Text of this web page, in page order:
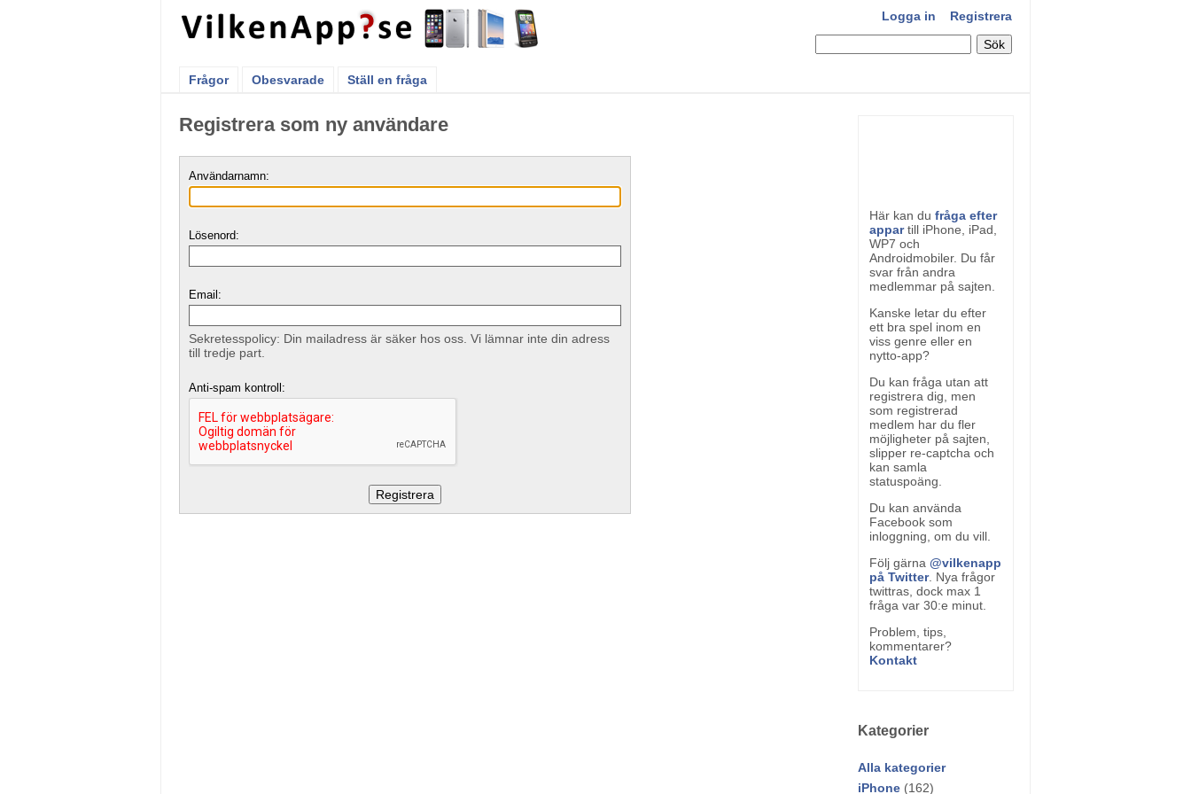
Logga in Registrera
Frågor Obesvarade Ställ en fråga
Här kan du fråga efter
appartill iPhone, iPad,
WP7 och
Androidmobiler. Du får
svar från andra
medlemmar på sajten.
Kanske letar du efter
ett bra spel inom en
viss genre eller en
nytto-app?
Du kan fråga utan att
registrera dig, men
som registrerad
medlem har du fler
möjligheter på sajten,
slipper re-captcha och
kan samla
statuspoäng.
Du kan använda
Facebook som
inloggning, om du vill.
Följ gärna @vilkenapp
på Twitter. Nya frågor
twittras, dock max 1
fråga var 30:e minut.
Problem, tips,
kommentarer?
Kontakt
Kategorier
Alla kategorier
iPhone (162)
Registrera som ny användare
Användarnamn:
Lösenord:
Email:
Sekretesspolicy: Din mailadress är säker hos oss. Vi lämnar inte din adress
till tredje part.
Anti-spam kontroll: